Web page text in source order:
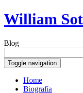
William
Blog
Toggle navigation
Home
Biografía